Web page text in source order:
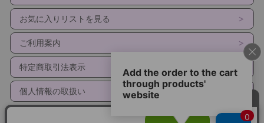
■1枚販売はこちら
お気に入りリストを見る
ご利用案内
特定商取引法表示
個人情報の取扱い